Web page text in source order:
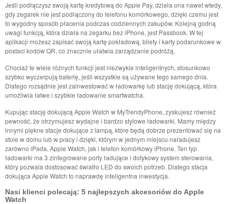
Jeśli podłączysz swoją kartę kredytową do Apple Pay, działa ona nawet wtedy,
gdy zegarek nie jest podłączony do telefonu komórkowego, dzięki czemu jest
to wygodny sposób płacenia podczas codziennych zakupów. Kolejną godną
uwagi funkcją, która działa na zegarku bez iPhone, jest Passbook. W tej
aplikacji możesz zapisać swoją kartę pokładową, bilety i karty podarunkowe w
postaci kodów QR, co znacznie ułatwia zarządzanie podróżą.
Chociaż te wiele różnych funkcji jest niezwykle inteligentnych, stosunkowo
szybko wyczerpują baterię, jeśli wszystkie są używane tego samego dnia.
Dlatego rozsądnie jest zainwestować w ładowarkę lub stację dokującą, która
umożliwia łatwe i szybkie ładowanie smartwatcha.
Kupując stację dokującą Apple Watch w MyTrendyPhone, zyskujesz również
pewność, że otrzymujesz wydajne i bardzo stylowe ładowarki. Mamy między
innymi piękne stacje dokujące z lampą, które będą dobrze prezentować się na
stole w domu lub w pracy i dzięki, którym w jednym miejscu naładujesz
zarówno iPada, Apple Watch, jak i telefon komórkowy iPhone. Ten typ
ładowarki ma 3 zintegrowane porty ładujące i dotykowy system sterowania,
który pozwala dostosować światło LED do swoich potrzeb. Dlatego stacja
dokująca Apple Watch to naprawdę inteligentna inwestycja.
Nasi klienci polecają: 5 najlepszych akcesoriów do Apple
Watch